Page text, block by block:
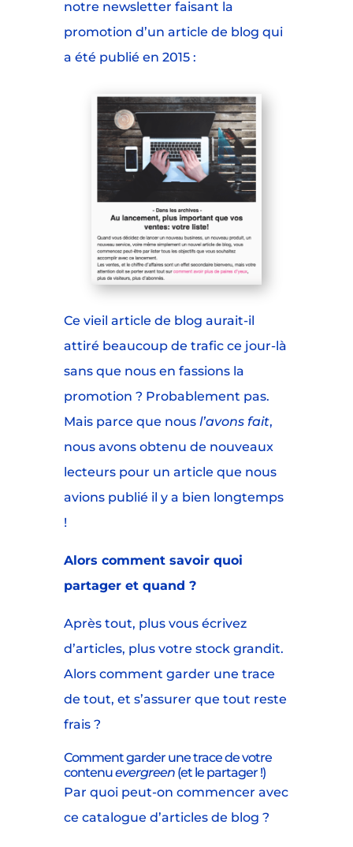
notre newsletter faisant la
promotion d’un article de blog qui
a été publié en 2015 :
Ce vieil article de blog aurait-il
attiré beaucoup de trafic ce jour-là
sans que nous en fassions la
promotion ? Probablement pas.
Mais parce que nous l’avons fait,
nous avons obtenu de nouveaux
lecteurs pour un article que nous
avions publié il y a bien longtemps
!
Alors comment savoir quoi
partager et quand ?
Après tout, plus vous écrivez
d’articles, plus votre stock grandit.
Alors comment garder une trace
de tout, et s’assurer que tout reste
frais ?
Comment garder une trace de votre
contenuevergreen(et le partager !)
Par quoi peut-on commencer avec
ce catalogue d’articles de blog ?